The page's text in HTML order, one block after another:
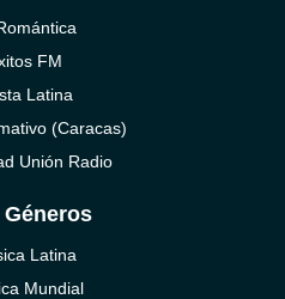
FM
Latina
(Caracas)
Unión Radio
Géneros
Latina
Mundial